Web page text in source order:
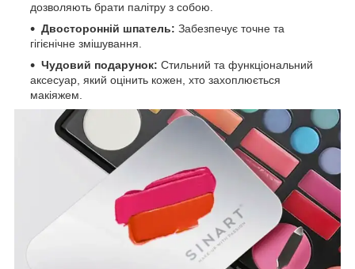
дозволяють брати палітру з собою.
Двосторонній шпатель: Забезпечує точне та
гігієнічне змішування.
Чудовий подарунок: Стильний та функціональний
аксесуар, який оцінить кожен, хто захоплюється
макіяжем.